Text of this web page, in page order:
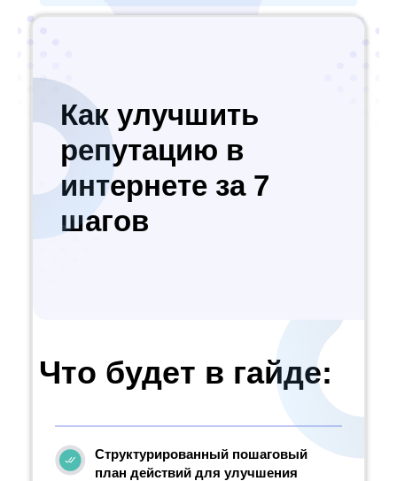
Как улучшить
репутацию в
интернете за 7
шагов
Что будет в гайде:
Структурированный пошаговый
план действий для улучшения